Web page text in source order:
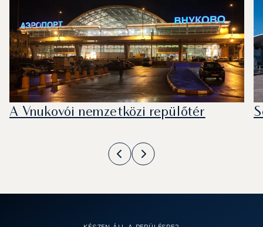
A Vnukovói nemzetközi repülőtér